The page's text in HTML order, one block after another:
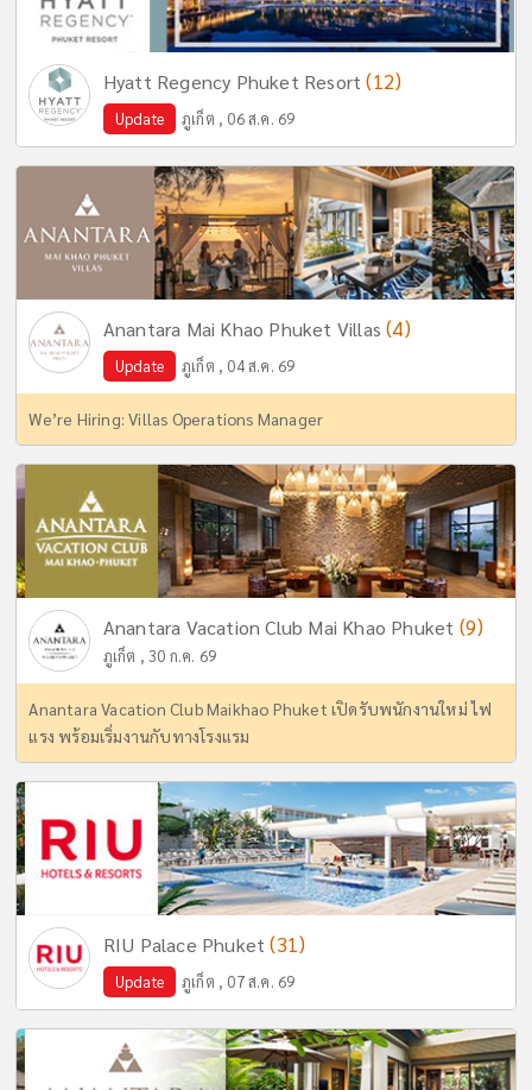
Hyatt Regency Phuket Resort(12)
Update ภูเก็ต , 06 ส.ค. 69
Anantara Mai Khao Phuket Villas(4)
Update ภูเก็ต , 04 ส.ค. 69
We’re Hiring: Villas Operations Manager
Anantara Vacation Club Mai Khao Phuket (9)
ภูเก็ต , 30 ก.ค. 69
Anantara Vacation Club Maikhao Phuket เปิดรับพนักงานใหม่ ไฟ
แรง พร้อมเริ่มงานกับทางโรงแรม
RIU Palace Phuket(31)
Update ภูเก็ต , 07 ส.ค. 69